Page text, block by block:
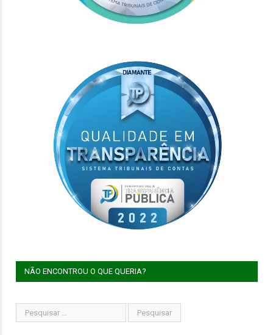
NÃO ENCONTROU O QUE QUERIA?